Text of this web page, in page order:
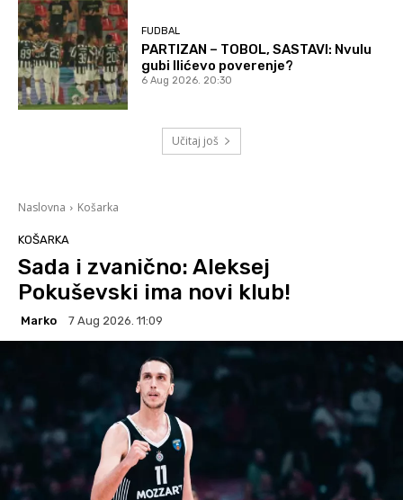
FUDBAL
PARTIZAN – TOBOL, SASTAVI: Nvulu
gubi Ilićevo poverenje?
6 Aug 2026. 20:30
Učitaj još